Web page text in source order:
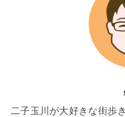
二子玉川が大好きな街歩